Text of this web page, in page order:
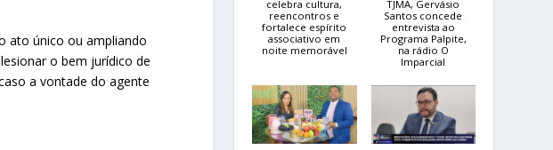
ato único ou ampliando
o bem jurídico de
a vontade do agente
celebra cultura,
reencontros e
fortalece espírito
associativo em
noite memorável
TJMA, Gervásio
Santos concede
entrevista ao
Programa Palpite,
na rádio O
Imparcial